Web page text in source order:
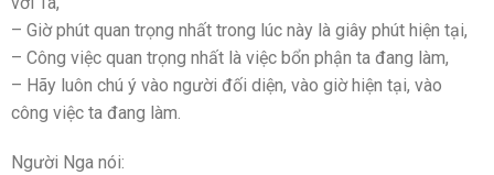
– Giờ phút quan trọng nhất trong lúc này là giây phút hiện tại,
– Công việc quan trọng nhất là việc bổn phận ta đang làm,
– Hãy luôn chú ý vào người đối diện, vào giờ hiện tại, vào
công việc ta đang làm.
Người Nga nói: